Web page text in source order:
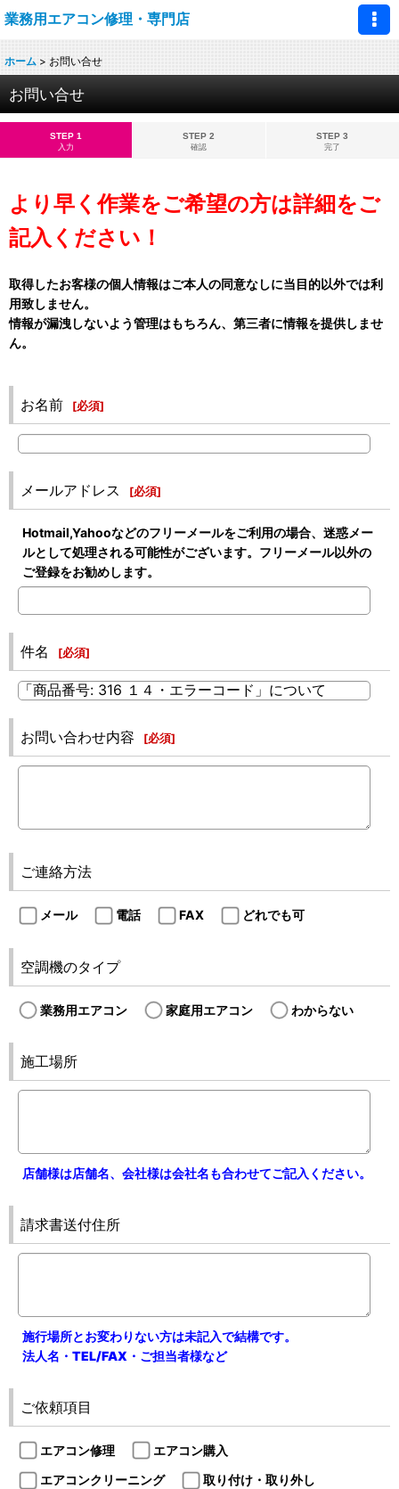
業務用エアコン修理・専門店
ホーム > お問い合せ
お問い合せ
STEP 1
入力
STEP 2
確認
STEP 3
完了
より早く作業をご希望の方は詳細をご
記入ください！
取得したお客様の個人情報はご本人の同意なしに当目的以外では利
用致しません。
情報が漏洩しないよう管理はもちろん、第三者に情報を提供しませ
ん。
お名前 [必須]
メールアドレス [必須]
Hotmail,Yahooなどのフリーメールをご利用の場合、迷惑メー
ルとして処理される可能性がございます。フリーメール以外の
ご登録をお勧めします。
件名 [必須]
お問い合わせ内容 [必須]
ご連絡方法
メール 電話 FAX どれでも可
空調機のタイプ
業務用エアコン 家庭用エアコン わからない
施工場所
店舗様は店舗名、会社様は会社名も合わせてご記入ください。
請求書送付住所
施行場所とお変わりない方は未記入で結構です。
法人名・TEL/FAX・ご担当者様など
ご依頼項目
エアコン修理
エアコン購入
エアコンクリーニング
取り付け・取り外し